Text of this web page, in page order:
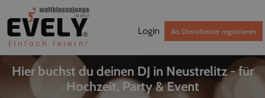
Login Als Dienstleister registrieren
Hier buchst du deinen DJ in Neustrelitz - für
Hochzeit, Party & Event